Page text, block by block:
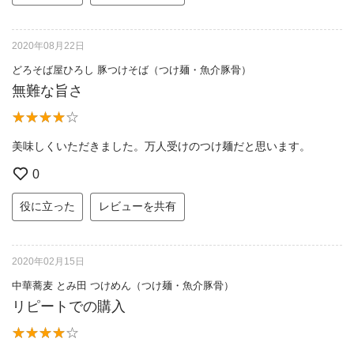
2020年08月22日
どろそば屋ひろし 豚つけそば（つけ麺・魚介豚骨）
無難な旨さ
美味しくいただきました。万人受けのつけ麺だと思います。
0
役に立った レビューを共有
2020年02月15日
中華蕎麦 とみ田 つけめん（つけ麺・魚介豚骨）
リピートでの購入